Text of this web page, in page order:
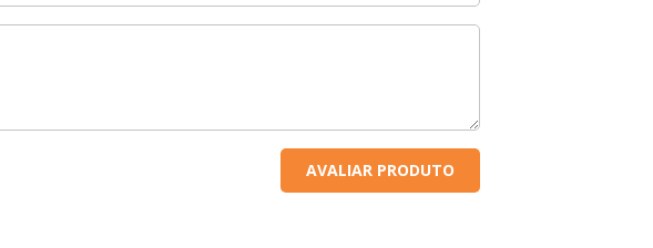
AVALIAR PRODUTO